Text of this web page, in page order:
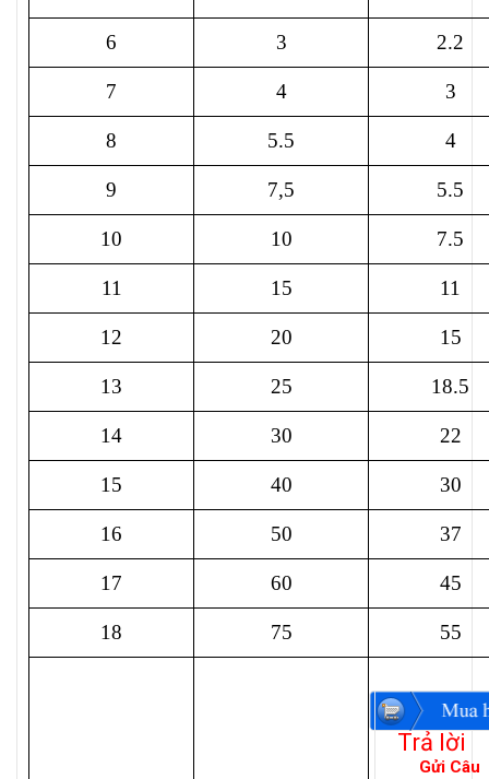
6 3 2.2
7 4 3
8 5.5 4
9 7,5 5.5
10 10 7.5
11 15 11
12 20 15
13 25 18.5
14 30 22
15 40 30
16 50 37
17 60 45
18 75 55
Trả lời
Gửi Câu